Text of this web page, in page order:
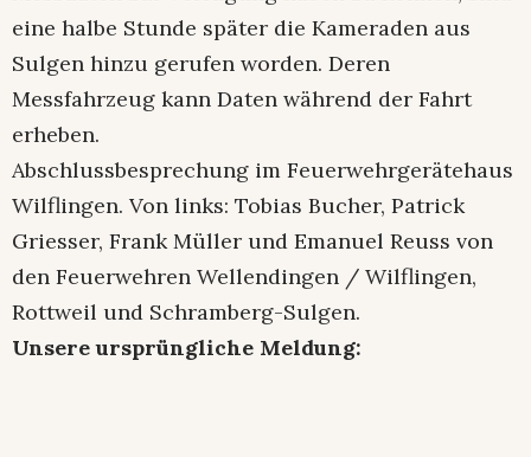
eine halbe Stunde später die Kameraden aus
Sulgen hinzu gerufen worden. Deren
Messfahrzeug kann Daten während der Fahrt
erheben.
Abschlussbesprechung im Feuerwehrgerätehaus
Wilflingen. Von links: Tobias Bucher, Patrick
Griesser, Frank Müller und Emanuel Reuss von
den Feuerwehren Wellendingen / Wilflingen,
Rottweil und Schramberg-Sulgen.
Unsere ursprüngliche Meldung: